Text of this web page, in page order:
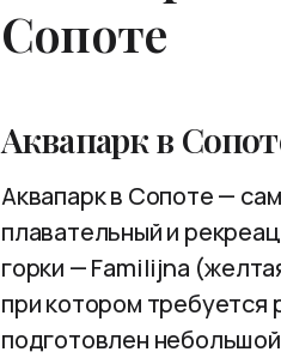
Сопоте
Аквапарк в
Аквапарк в Сопоте —
плавательный и
горки — Familijna
при котором требуется
подготовлен